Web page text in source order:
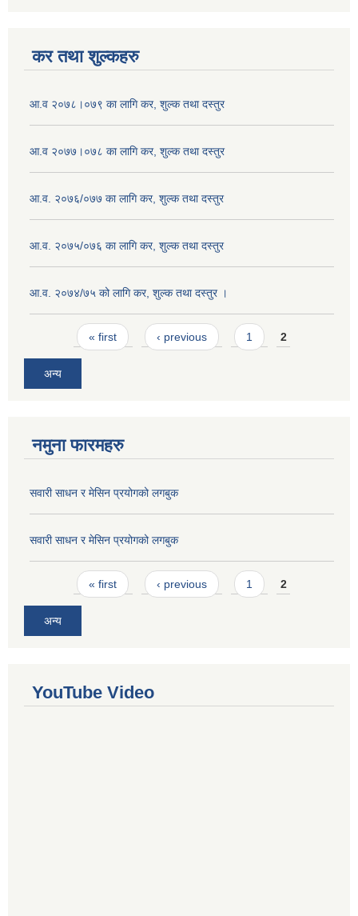
कर तथा शुल्कहरु
आ.व २०७८।०७९ का लागि कर, शुल्क तथा दस्तुर
आ.व २०७७।०७८ का लागि कर, शुल्क तथा दस्तुर
आ.व. २०७६/०७७ का लागि कर, शुल्क तथा दस्तुर
आ.व. २०७५/०७६ का लागि कर, शुल्क तथा दस्तुर
आ.व. २०७४/७५ को लागि कर, शुल्क तथा दस्तुर ।
Pages« first ‹ previous 1 2
अन्य
नमुना फारमहरु
सवारी साधन र मेसिन प्रयोगको लगबुक
सवारी साधन र मेसिन प्रयोगको लगबुक
Pages« first ‹ previous 1 2
अन्य
YouTube Video